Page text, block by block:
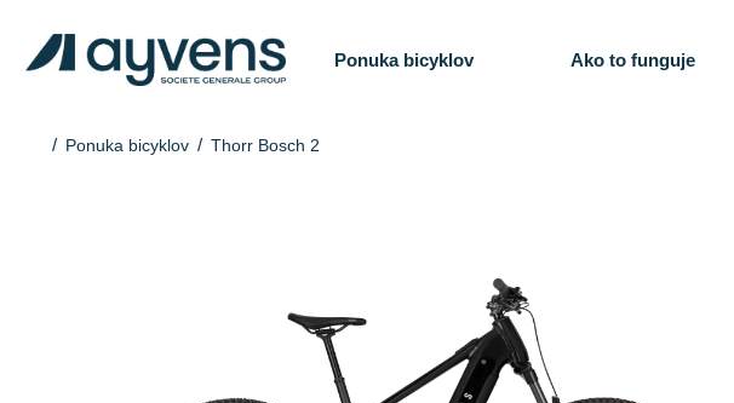
Ponuka bicyklov Ako to funguje
Ponuka bicyklov Thorr Bosch 2